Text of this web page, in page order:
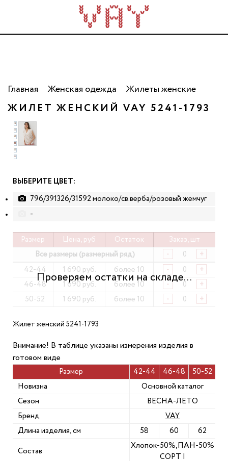
Трикотаж для всей семьи. Сделано в России. Опт
от 5 000 рублей.
Главная Женская одежда Жилеты женские
ЖИЛЕТ ЖЕНСКИЙ VAY 5241-1793
ВЫБЕРИТЕ ЦВЕТ:
796/391326/31592 молоко/св.верба/розовый жемчуг
-
Размер Цена, руб Остаток
Заказ, шт
Все размеры (размерный ряд)
- +
42-44 1 690 руб. более 10 - +
46-48 1 690 руб. более 10 - +
50-52 1 690 руб. более 10 - +
Жилет женский 5241-1793
Внимание! В таблице указаны измерения изделия в
готовом виде
Размер 42-44 46-48
50-52
Новизна
Основной каталог
Сезон
ВЕСНА-ЛЕТО
Бренд
VAY
Длина изделия, см
58 60 62
Состав
Хлопок-50%,ПАН-50%
СОРТ I